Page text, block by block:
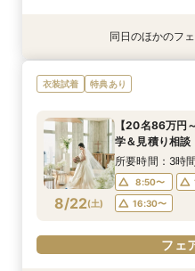
8/21( 金)
《オンライン
特典付き
18:00〜
フェ
特典あり
8/21( 金)
【平日限定】ゆ
限定特典付き／
12:00〜
フェ
8/21( 金)
スマホ・PCで
のご相談も大歓迎
12:00〜
フェ
同日のほかのフ
衣装試着 特典あり
8/22(土)
【20名86万円
学＆見積り相談
所要時間：3時
8:50〜
16:30〜
フェ